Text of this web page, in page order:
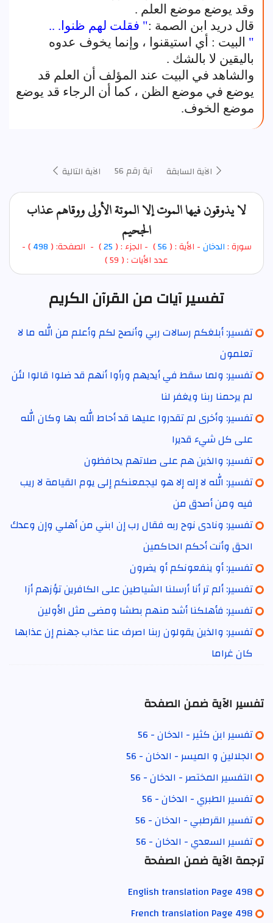
وقد يوضع موضع العلم .
قال دريد ابن الصمة :" فقلت لهم ظنوا. ..
" البيت : أي استيقنوا ، وإنما يخوف عدوه
باليقين لا بالشك .
والشاهد في البيت عند المؤلف أن العلم قد
يوضع في موضع الظن ، كما أن الرجاء قد يوضع
موضع الخوف.
الآية السابقة آية رقم 56 الآية التالية
لا يذوقون فيها الموت إلا الموتة الأولى ووقاهم عذاب
الجحيم
سورة :الدخان- الأية : (56
) - الجزء : ( 25) - الصفحة: ( 498
) -
عدد الأيات : ( 59 )
تفسير آيات من القرآن الكريم
تفسير: أبلغكم رسالات ربي وأنصح لكم وأعلم من الله ما لا
تعلمون
تفسير: ولما سقط في أيديهم ورأوا أنهم قد ضلوا قالوا لئن
لم يرحمنا ربنا ويغفر لنا
تفسير: وأخرى لم تقدروا عليها قد أحاط الله بها وكان الله
على كل شيء قديرا
تفسير: والذين هم على صلاتهم يحافظون
تفسير: الله لا إله إلا هو ليجمعنكم إلى يوم القيامة لا ريب
فيه ومن أصدق من
تفسير: ونادى نوح ربه فقال رب إن ابني من أهلي وإن وعدك
الحق وأنت أحكم الحاكمين
تفسير: أو ينفعونكم أو يضرون
تفسير: ألم تر أنا أرسلنا الشياطين على الكافرين تؤزهم أزا
تفسير: فأهلكنا أشد منهم بطشا ومضى مثل الأولين
تفسير: والذين يقولون ربنا اصرف عنا عذاب جهنم إن عذابها
كان غراما
تفسير الآية ضمن الصفحة
تفسير ابن كثير - الدخان - 56
الجلالين و الميسر - الدخان - 56
التفسير المختصر - الدخان - 56
تفسير الطبري - الدخان - 56
تفسير القرطبي - الدخان - 56
تفسير السعدي - الدخان - 56
ترجمة الآية ضمن الصفحة
English translation Page 498
French translation Page 498